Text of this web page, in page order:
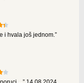

i hvala još jednom.”
